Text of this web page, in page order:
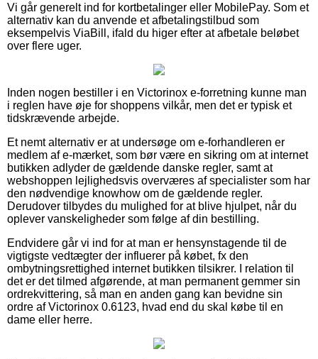
Vi går generelt ind for kortbetalinger eller MobilePay. Som et
alternativ kan du anvende et afbetalingstilbud som
eksempelvis ViaBill, ifald du higer efter at afbetale beløbet
over flere uger.
Inden nogen bestiller i en Victorinox e-forretning kunne man
i reglen have øje for shoppens vilkår, men det er typisk et
tidskrævende arbejde.
Et nemt alternativ er at undersøge om e-forhandleren er
medlem af e-mærket, som bør være en sikring om at internet
butikken adlyder de gældende danske regler, samt at
webshoppen lejlighedsvis overværes af specialister som har
den nødvendige knowhow om de gældende regler.
Derudover tilbydes du mulighed for at blive hjulpet, når du
oplever vanskeligheder som følge af din bestilling.
Endvidere går vi ind for at man er hensynstagende til de
vigtigste vedtægter der influerer på købet, fx den
ombytningsrettighed internet butikken tilsikrer. I relation til
det er det tilmed afgørende, at man permanent gemmer sin
ordrekvittering, så man en anden gang kan bevidne sin
ordre af Victorinox 0.6123, hvad end du skal købe til en
dame eller herre.